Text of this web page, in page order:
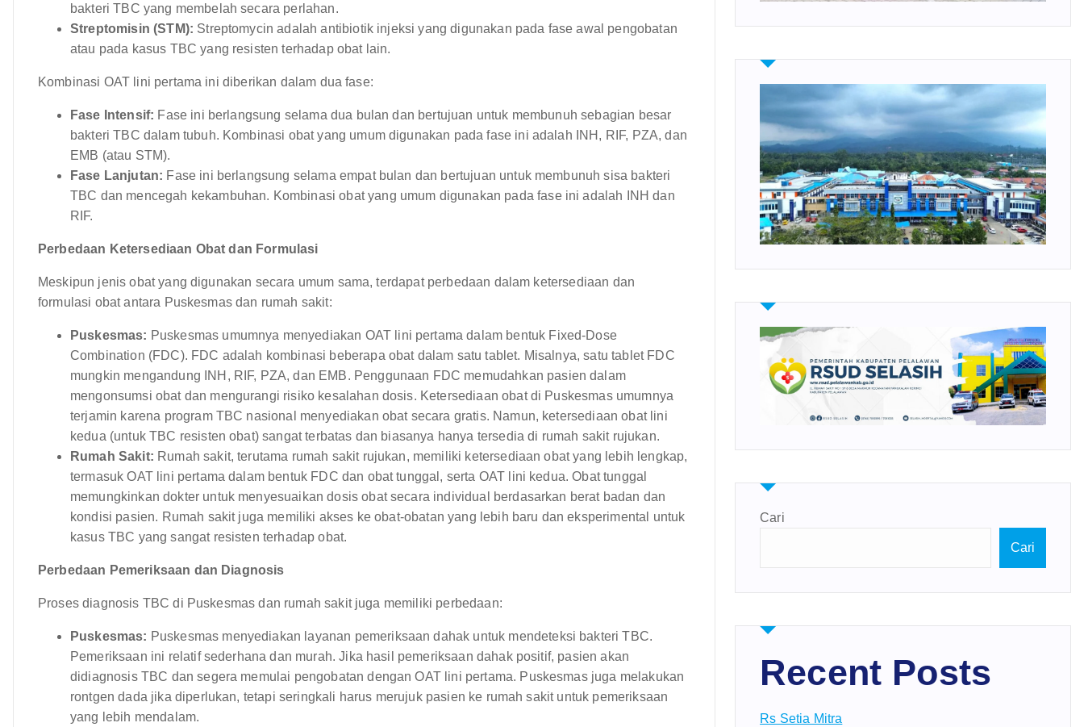
bakteri TBC yang membelah secara perlahan.
Streptomisin (STM): Streptomycin adalah antibiotik injeksi yang digunakan pada fase awal pengobatan
atau pada kasus TBC yang resisten terhadap obat lain.
Kombinasi OAT lini pertama ini diberikan dalam dua fase:
Fase Intensif: Fase ini berlangsung selama dua bulan dan bertujuan untuk membunuh sebagian besar
bakteri TBC dalam tubuh. Kombinasi obat yang umum digunakan pada fase ini adalah INH, RIF, PZA, dan
EMB (atau STM).
Fase Lanjutan: Fase ini berlangsung selama empat bulan dan bertujuan untuk membunuh sisa bakteri
TBC dan mencegah kekambuhan. Kombinasi obat yang umum digunakan pada fase ini adalah INH dan
RIF.
Perbedaan Ketersediaan Obat dan Formulasi
Meskipun jenis obat yang digunakan secara umum sama, terdapat perbedaan dalam ketersediaan dan
formulasi obat antara Puskesmas dan rumah sakit:
Puskesmas: Puskesmas umumnya menyediakan OAT lini pertama dalam bentuk Fixed-Dose
Combination (FDC). FDC adalah kombinasi beberapa obat dalam satu tablet. Misalnya, satu tablet FDC
mungkin mengandung INH, RIF, PZA, dan EMB. Penggunaan FDC memudahkan pasien dalam
mengonsumsi obat dan mengurangi risiko kesalahan dosis. Ketersediaan obat di Puskesmas umumnya
terjamin karena program TBC nasional menyediakan obat secara gratis. Namun, ketersediaan obat lini
kedua (untuk TBC resisten obat) sangat terbatas dan biasanya hanya tersedia di rumah sakit rujukan.
Rumah Sakit: Rumah sakit, terutama rumah sakit rujukan, memiliki ketersediaan obat yang lebih lengkap,
termasuk OAT lini pertama dalam bentuk FDC dan obat tunggal, serta OAT lini kedua. Obat tunggal
memungkinkan dokter untuk menyesuaikan dosis obat secara individual berdasarkan berat badan dan
kondisi pasien. Rumah sakit juga memiliki akses ke obat-obatan yang lebih baru dan eksperimental untuk
kasus TBC yang sangat resisten terhadap obat.
Perbedaan Pemeriksaan dan Diagnosis
Proses diagnosis TBC di Puskesmas dan rumah sakit juga memiliki perbedaan:
Puskesmas: Puskesmas menyediakan layanan pemeriksaan dahak untuk mendeteksi bakteri TBC.
Pemeriksaan ini relatif sederhana dan murah. Jika hasil pemeriksaan dahak positif, pasien akan
didiagnosis TBC dan segera memulai pengobatan dengan OAT lini pertama. Puskesmas juga melakukan
rontgen dada jika diperlukan, tetapi seringkali harus merujuk pasien ke rumah sakit untuk pemeriksaan
yang lebih mendalam.
Cari
Cari
Recent Posts
Rs Setia Mitra